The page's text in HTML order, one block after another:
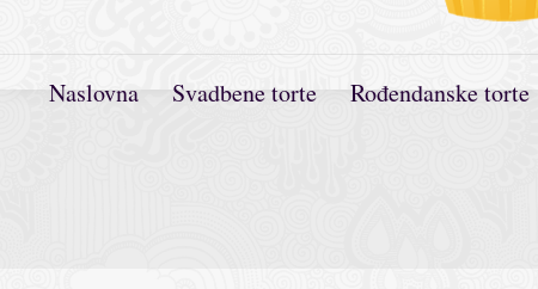
Naslovna Svadbene torte Rođendanske torte